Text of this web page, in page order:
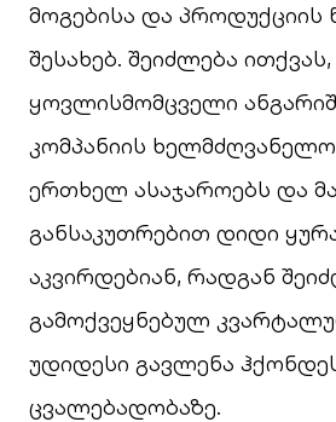
მოგებისა და პროდუქციის
შესახებ. შეიძლება
ყოვლისმომცველი
კომპანიის
ერთხელ ასაჯაროებს და
განსაკუთრებით დიდი
აკვირდებიან, რადგან
გამოქვეყნებულ
უდიდესი გავლენა
ცვალებადობაზე.